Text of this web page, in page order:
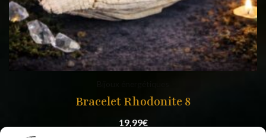
Bracelet Rhodonite 8
19,99€